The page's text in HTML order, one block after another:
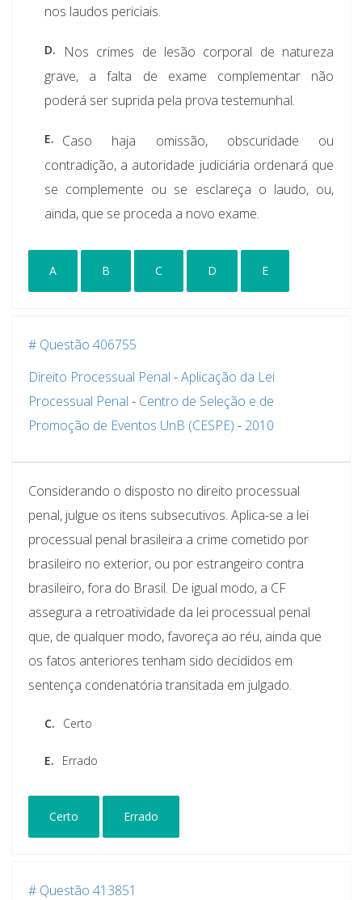
nos laudos periciais.
D.
Nos crimes de lesão corporal de natureza
grave, a falta de exame complementar não
poderá ser suprida pela prova testemunhal.
E.
Caso haja omissão, obscuridade ou
contradição, a autoridade judiciária ordenará que
se complemente ou se esclareça o laudo, ou,
ainda, que se proceda a novo exame.
A B C D E
# Questão 406755
Direito Processual Penal -Aplicação da Lei
Processual Penal - Centro de Seleção e de
Promoção de Eventos UnB (CESPE) - 2010
Considerando o disposto no direito processual
penal, julgue os itens subsecutivos. Aplica-se a lei
processual penal brasileira a crime cometido por
brasileiro no exterior, ou por estrangeiro contra
brasileiro, fora do Brasil. De igual modo, a CF
assegura a retroatividade da lei processual penal
que, de qualquer modo, favoreça ao réu, ainda que
os fatos anteriores tenham sido decididos em
sentença condenatória transitada em julgado.
C. Certo
E. Errado
Certo Errado
# Questão 413851